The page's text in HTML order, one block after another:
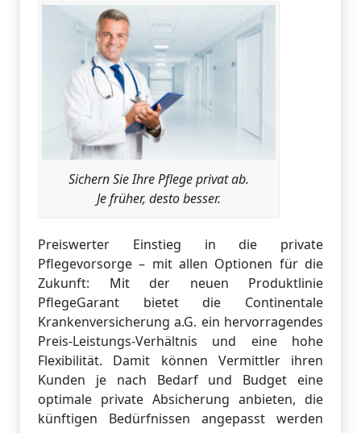
Sichern Sie Ihre Pflege privat ab.
Je früher, desto besser.
Preiswerter Einstieg in die private
Pflegevorsorge – mit allen Optionen für die
Zukunft: Mit der neuen Produktlinie
PflegeGarant bietet die Continentale
Krankenversicherung a.G. ein hervorragendes
Preis-Leistungs-Verhältnis und eine hohe
Flexibilität. Damit können Vermittler ihren
Kunden je nach Bedarf und Budget eine
optimale private Absicherung anbieten, die
künftigen Bedürfnissen angepasst werden